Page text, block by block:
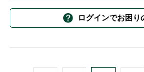
ログインでお困り